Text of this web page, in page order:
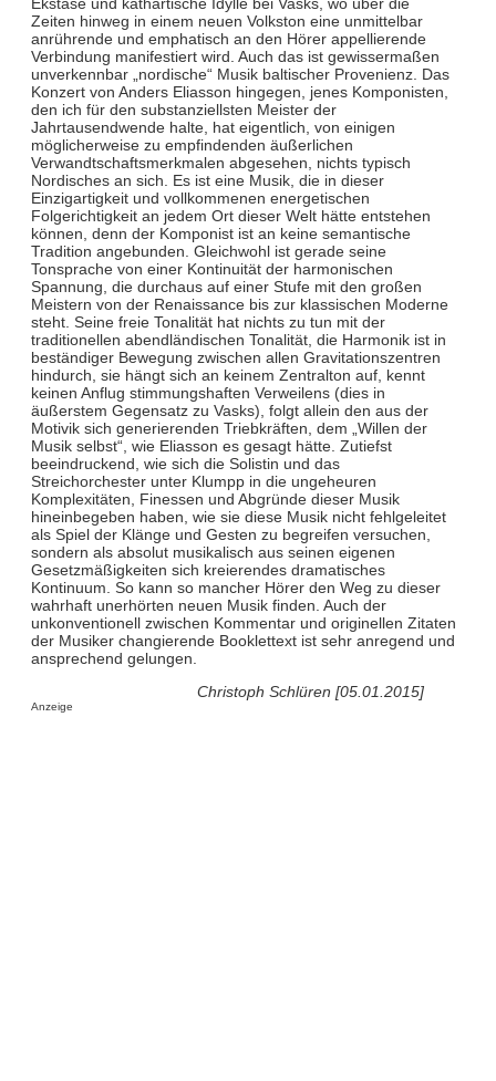
Zeiten hinweg in einem neuen Volkston eine unmittelbar
anrührende und emphatisch an den Hörer appellierende
Verbindung manifestiert wird. Auch das ist gewissermaßen
unverkennbar „nordische“ Musik baltischer Provenienz. Das
Konzert von Anders Eliasson hingegen, jenes Komponisten,
den ich für den substanziellsten Meister der
Jahrtausendwende halte, hat eigentlich, von einigen
möglicherweise zu empfindenden äußerlichen
Verwandtschaftsmerkmalen abgesehen, nichts typisch
Nordisches an sich. Es ist eine Musik, die in dieser
Einzigartigkeit und vollkommenen energetischen
Folgerichtigkeit an jedem Ort dieser Welt hätte entstehen
können, denn der Komponist ist an keine semantische
Tradition angebunden. Gleichwohl ist gerade seine
Tonsprache von einer Kontinuität der harmonischen
Spannung, die durchaus auf einer Stufe mit den großen
Meistern von der Renaissance bis zur klassischen Moderne
steht. Seine freie Tonalität hat nichts zu tun mit der
traditionellen abendländischen Tonalität, die Harmonik ist in
beständiger Bewegung zwischen allen Gravitationszentren
hindurch, sie hängt sich an keinem Zentralton auf, kennt
keinen Anflug stimmungshaften Verweilens (dies in
äußerstem Gegensatz zu Vasks), folgt allein den aus der
Motivik sich generierenden Triebkräften, dem „Willen der
Musik selbst“, wie Eliasson es gesagt hätte. Zutiefst
beeindruckend, wie sich die Solistin und das
Streichorchester unter Klumpp in die ungeheuren
Komplexitäten, Finessen und Abgründe dieser Musik
hineinbegeben haben, wie sie diese Musik nicht fehlgeleitet
als Spiel der Klänge und Gesten zu begreifen versuchen,
sondern als absolut musikalisch aus seinen eigenen
Gesetzmäßigkeiten sich kreierendes dramatisches
Kontinuum. So kann so mancher Hörer den Weg zu dieser
wahrhaft unerhörten neuen Musik finden. Auch der
unkonventionell zwischen Kommentar und originellen Zitaten
der Musiker changierende Booklettext ist sehr anregend und
ansprechend gelungen.
Christoph Schlüren [05.01.2015]
Anzeige